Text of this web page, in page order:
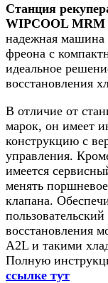
Станция
WIPCOOL MRM
надежная машина
фреона с
идеальное
восстановления
В отличие от
марок, он имеет
конструкцию с
управления.
имеется
менять
клапана.
восстановления
A2L и такими
Полную
ссылке тут